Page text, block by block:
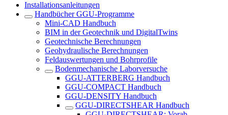
Installationsanleitungen
Handbücher GGU-Programme
Mini-CAD Handbuch
BIM in der Geotechnik und DigitalTwins
Geotechnische Berechnungen
Geohydraulische Berechnungen
Feldauswertungen und Bohrprofile
Bodenmechanische Laborversuche
GGU-ATTERBERG Handbuch
GGU-COMPACT Handbuch
GGU-DENSITY Handbuch
GGU-DIRECTSHEAR Handbuch